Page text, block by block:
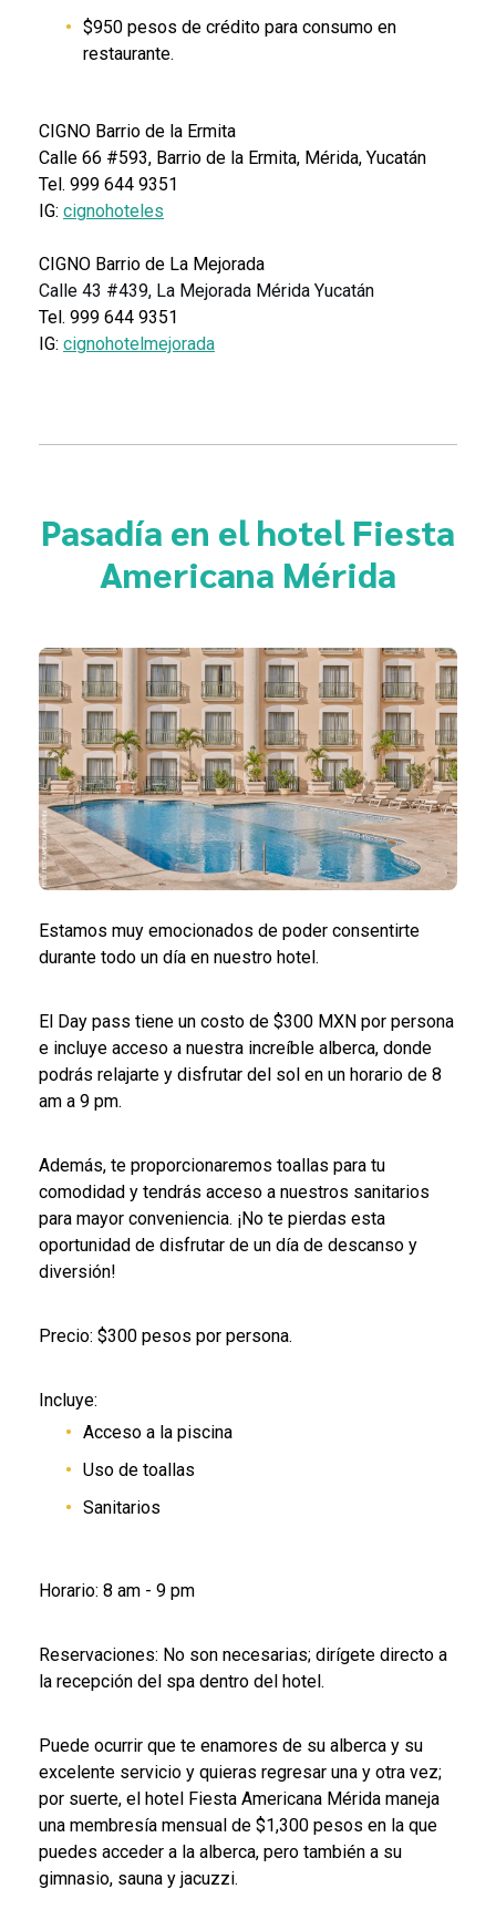
$950 pesos de crédito para consumo en
restaurante.
CIGNO Barrio de la Ermita
Calle 66 #593, Barrio de la Ermita, Mérida, Yucatán
Tel. 999 644 9351
IG: cignohoteles
CIGNO Barrio de La Mejorada
Calle 43 #439, La Mejorada Mérida Yucatán
Tel. 999 644 9351
IG: cignohotelmejorada
Pasadía en el hotel Fiesta
Americana Mérida
Estamos muy emocionados de poder consentirte
durante todo un día en nuestro hotel.
El Day pass tiene un costo de $300 MXN por persona
e incluye acceso a nuestra increíble alberca, donde
podrás relajarte y disfrutar del sol en un horario de 8
am a 9 pm.
Además, te proporcionaremos toallas para tu
comodidad y tendrás acceso a nuestros sanitarios
para mayor conveniencia. ¡No te pierdas esta
oportunidad de disfrutar de un día de descanso y
diversión!
Precio: $300 pesos por persona.
Incluye:
Acceso a la piscina
Uso de toallas
Sanitarios
Horario: 8 am - 9 pm
Reservaciones: No son necesarias; dirígete directo a
la recepción del spa dentro del hotel.
Puede ocurrir que te enamores de su alberca y su
excelente servicio y quieras regresar una y otra vez;
por suerte, el hotel Fiesta Americana Mérida maneja
una membresía mensual de $1,300 pesos en la que
puedes acceder a la alberca, pero también a su
gimnasio, sauna y jacuzzi.